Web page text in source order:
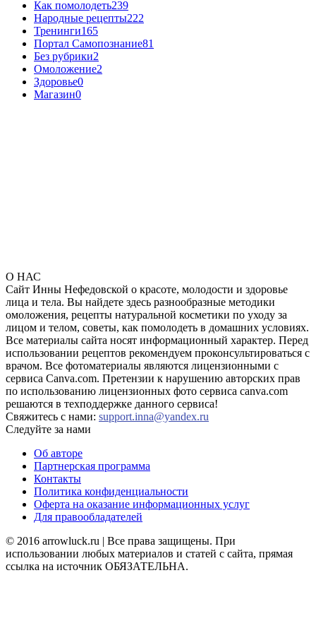
Как помолодеть239
Народные рецепты222
Тренинги165
Портал Самопознание81
Без рубрики2
Омоложение2
Здоровье0
Магазин0
О НАС
Сайт Инны Нефедовской о красоте, молодости и здоровье
лица и тела. Вы найдете здесь разнообразные методики
омоложения, рецепты натуральной косметики по уходу за
лицом и телом, советы, как помолодеть в домашних условиях.
Все материалы сайта носят информационный характер. Перед
использовании рецептов рекомендуем проконсультироваться с
врачом. Все фотоматериалы являются лицензионными с
сервиса Canva.com. Претензии к нарушению авторских прав
по использованию лицензионных фото сервиса canva.com
решаются в техподдержке данного сервиса!
Свяжитесь с нами: support.inna@yandex.ru
Следуйте за нами
Об авторе
Партнерская программа
Контакты
Политика конфиденциальности
Оферта на оказание информационных услуг
Для правообладателей
© 2016 arrowluck.ru | Все права защищены. При
использовании любых материалов и статей с сайта, прямая
ссылка на источник ОБЯЗАТЕЛЬНА.